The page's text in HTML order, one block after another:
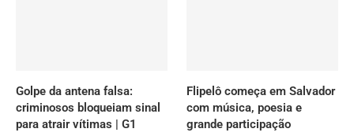
Golpe da antena falsa:
criminosos bloqueiam sinal
para atrair vítimas | G1
Flipelô começa em Salvador
com música, poesia e
grande participação